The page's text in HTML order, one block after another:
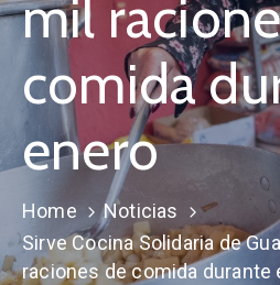
mil
comida
enero
Home
Noticias
Sirve Cocina Solidaria de
raciones de comida durante